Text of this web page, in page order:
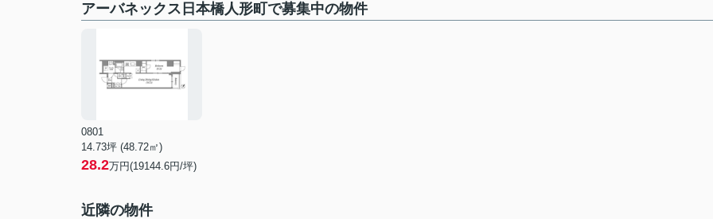
アーバネックス日本橋人形町で募集中の物件
0801
14.73坪 (48.72㎡)
28.2万円(19144.6円/坪)
近隣の物件